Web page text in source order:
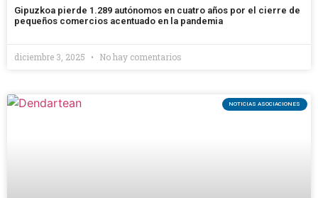
Gipuzkoa pierde 1.289 autónomos en cuatro años por el cierre de
pequeños comercios acentuado en la pandemia
diciembre 3, 2025 No hay comentarios
NOTICIAS ASOCIACIONES